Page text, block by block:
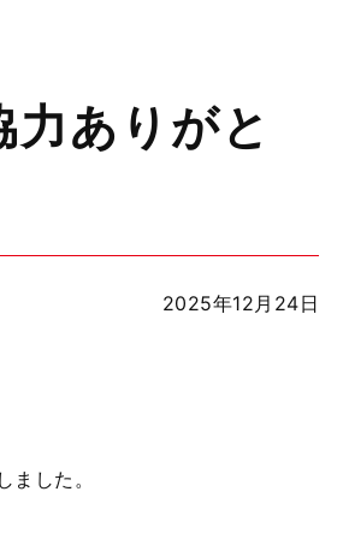
ありがと
2025年12月24日
した。